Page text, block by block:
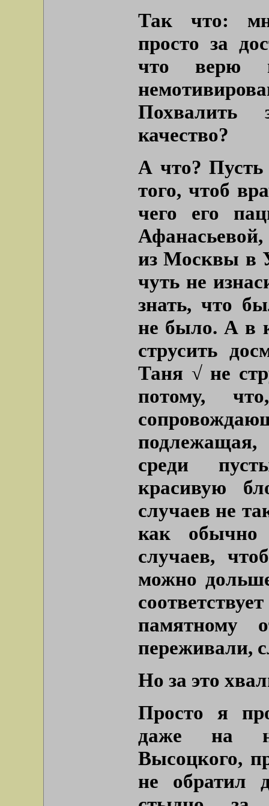
Так что:
просто за
что верю
Похвалить
качество?
А что? Пусть
того, чтоб
чего его
из Москвы в
чуть не
знать, что
не было. А в
струсить
Таня √ не
потому,
подлежащая,
среди
красивую
случаев не
как обычно
случаев,
можно
памятному
переживали,
Но за это
Просто я
даже на
Высоцкого,
не обратил